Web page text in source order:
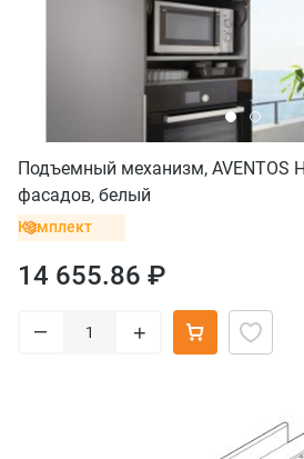
Подъемный механизм, AVENTOS
фасадов, белый
Комплект
14 655.86 ₽
– +